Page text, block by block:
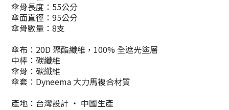
傘骨長度：55公分
傘面直徑：95公分
傘骨數量：8支
傘布：20D 聚酯纖維，100% 全遮光塗層
中棒： 碳纖維
傘骨：碳纖維
傘套：Dyneema 大力馬複合材質
產地：台灣設計 ‧ 中國生產